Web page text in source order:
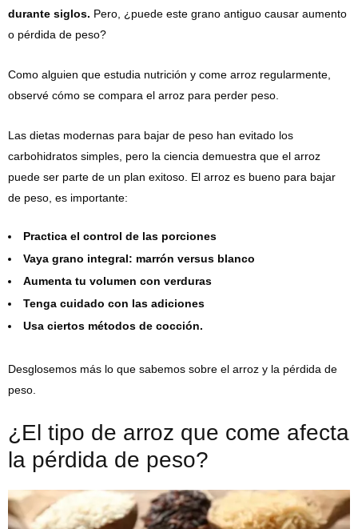
durante siglos. Pero, ¿puede este grano antiguo causar aumento
o pérdida de peso?
Como alguien que estudia nutrición y come arroz regularmente,
observé cómo se compara el arroz para perder peso.
Las dietas modernas para bajar de peso han evitado los
carbohidratos simples, pero la ciencia demuestra que el arroz
puede ser parte de un plan exitoso. El arroz es bueno para bajar
de peso, es importante:
Practica el control de las porciones
Vaya grano integral: marrón versus blanco
Aumenta tu volumen con verduras
Tenga cuidado con las adiciones
Usa ciertos métodos de cocción.
Desglosemos más lo que sabemos sobre el arroz y la pérdida de
peso.
¿El tipo de arroz que come afecta
la pérdida de peso?